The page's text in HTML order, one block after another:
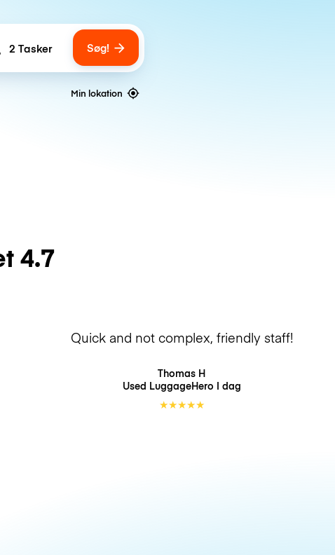
Number of bags
2 Tasker Søg!
Min lokation
4.7
Quick and not complex, friendly staff!
Thomas H
Used LuggageHero I dag
★★★★★